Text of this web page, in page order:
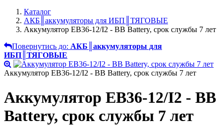
Каталог
АКБ║аккумуляторы для ИБП║ТЯГОВЫЕ
Аккумулятор EB36-12/I2 - BB Battery, срок службы 7 лет
Повернутись до: АКБ║аккумуляторы для
ИБП║ТЯГОВЫЕ
Аккумулятор EB36-12/I2 - BB Battery, срок службы 7 лет
Аккумулятор EB36-12/I2 - BB
Battery, срок службы 7 лет